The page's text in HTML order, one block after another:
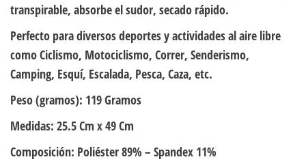
transpirable, absorbe el sudor, secado rápido.
Perfecto para diversos deportes y actividades al aire libre
como Ciclismo, Motociclismo, Correr, Senderismo,
Camping, Esquí, Escalada, Pesca, Caza, etc.
Peso (gramos): 119 Gramos
Medidas: 25.5 Cm x 49 Cm
Composición: Poliéster 89% – Spandex 11%